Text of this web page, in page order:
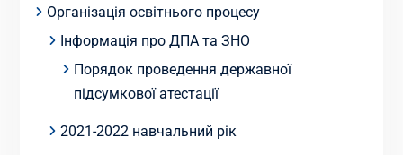
Організація освітнього процесу
Інформація про ДПА та ЗНО
Порядок проведення державної
підсумкової атестації
2021-2022 навчальний рік